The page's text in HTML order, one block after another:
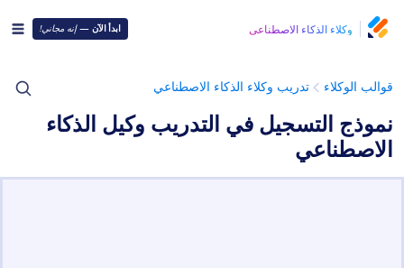
وكلاء الذكاء الاصطناعي ابدأ الآن —إنه مجاني!
قوالب الوكلاء تدريب وكلاء الذكاء الاصطناعي
نموذج التسجيل في التدريب وكيل الذكاء
الاصطناعي